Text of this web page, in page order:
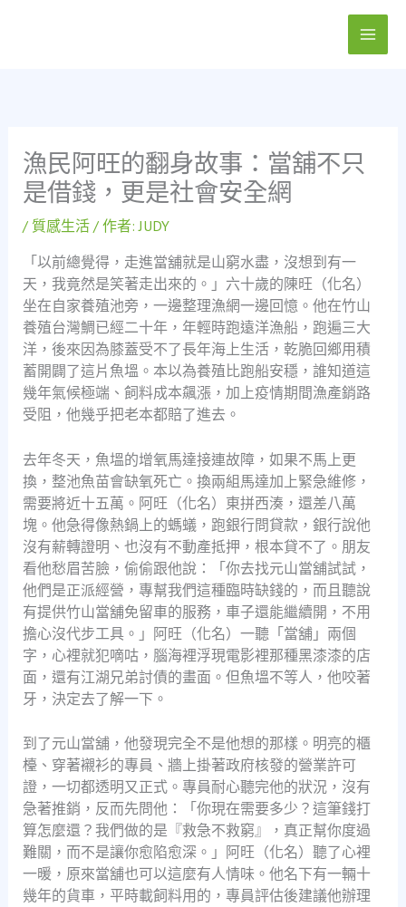
漁民阿旺的翻身故事：當舖不只
是借錢，更是社會安全網
/ 質感生活/ 作者:JUDY
「以前總覺得，走進當舖就是山窮水盡，沒想到有一
天，我竟然是笑著走出來的。」六十歲的陳旺（化名）
坐在自家養殖池旁，一邊整理漁網一邊回憶。他在竹山
養殖台灣鯛已經二十年，年輕時跑遠洋漁船，跑遍三大
洋，後來因為膝蓋受不了長年海上生活，乾脆回鄉用積
蓄開闢了這片魚塭。本以為養殖比跑船安穩，誰知道這
幾年氣候極端、飼料成本飆漲，加上疫情期間漁產銷路
受阻，他幾乎把老本都賠了進去。
去年冬天，魚塭的增氧馬達接連故障，如果不馬上更
換，整池魚苗會缺氧死亡。換兩組馬達加上緊急維修，
需要將近十五萬。阿旺（化名）東拼西湊，還差八萬
塊。他急得像熱鍋上的螞蟻，跑銀行問貸款，銀行說他
沒有薪轉證明、也沒有不動產抵押，根本貸不了。朋友
看他愁眉苦臉，偷偷跟他說：「你去找元山當舖試試，
他們是正派經營，專幫我們這種臨時缺錢的，而且聽說
有提供竹山當舖免留車的服務，車子還能繼續開，不用
擔心沒代步工具。」阿旺（化名）一聽「當舖」兩個
字，心裡就犯嘀咕，腦海裡浮現電影裡那種黑漆漆的店
面，還有江湖兄弟討債的畫面。但魚塭不等人，他咬著
牙，決定去了解一下。
到了元山當舖，他發現完全不是他想的那樣。明亮的櫃
檯、穿著襯衫的專員、牆上掛著政府核發的營業許可
證，一切都透明又正式。專員耐心聽完他的狀況，沒有
急著推銷，反而先問他：「你現在需要多少？這筆錢打
算怎麼還？我們做的是『救急不救窮』，真正幫你度過
難關，而不是讓你愈陷愈深。」阿旺（化名）聽了心裡
一暖，原來當舖也可以這麼有人情味。他名下有一輛十
幾年的貨車，平時載飼料用的，專員評估後建議他辦理